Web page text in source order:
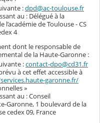
:dpd@ac-toulouse.fr
au : Délégué à la
de Toulouse - CS
4
dont le responsable de
de la Haute-Garonne :
:contact-dpo@cd31.fr
à cet effet accessible à
garonne.fr/
»
au : Conseil
Garonne, 1 boulevard de la
cedex 09, France